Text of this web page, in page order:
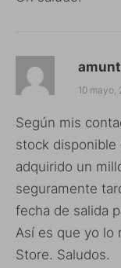
10 mayo,
Según mis
stock disponible
adquirido un
seguramente
fecha de salida
Así es que yo lo
Store. Saludos.